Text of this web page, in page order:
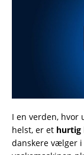
I en verden, hvor
helst, er et hurtig
danskere vælger